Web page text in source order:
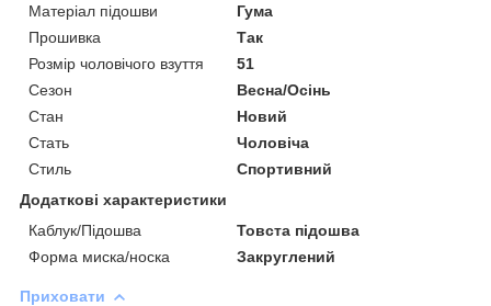
Матеріал підошви
Гума
Прошивка
Так
Розмір чоловічого взуття
51
Сезон
Весна/Осінь
Стан
Новий
Стать
Чоловіча
Стиль
Спортивний
Додаткові характеристики
Каблук/Підошва
Товста підошва
Форма миска/носка
Закруглений
Приховати